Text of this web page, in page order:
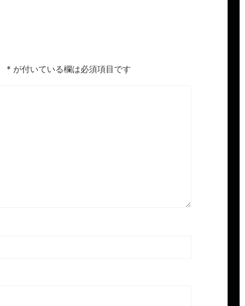
* が付いている欄は必須項目です